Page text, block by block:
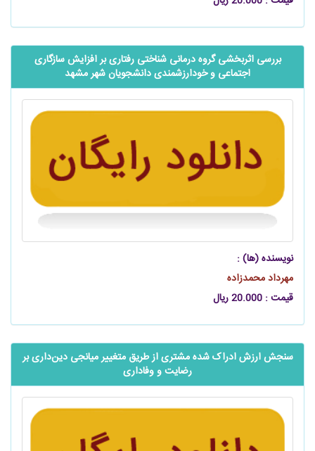
بررسی اثربخشی گروه درمانی شناختی رفتاری بر افزایش سازگاری
اجتماعی و خودارزشمندی دانشجویان شهر مشهد
نویسنده (ها) :
مهرداد محمدزاده
قیمت : 20.000 ریال
‬‬‬‬‬‬‬‬‬‬‬‬‬‬‬‬‬‬‬‬سنجش ارزش ادراک شده مشتری از طریق متغییر میانجی ‌‌‌‌‌دین‌داری بر
رضایت و وفاداری